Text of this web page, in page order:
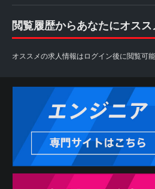
閲覧履歴からあなたにオス
オススメの求人情報はログイン後に閲覧可